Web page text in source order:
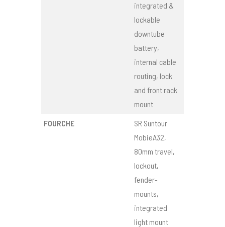
integrated &
lockable
downtube
battery,
internal cable
routing, lock
and front rack
mount
FOURCHE
SR Suntour
MobieA32,
80mm travel,
lockout,
fender-
mounts,
integrated
light mount